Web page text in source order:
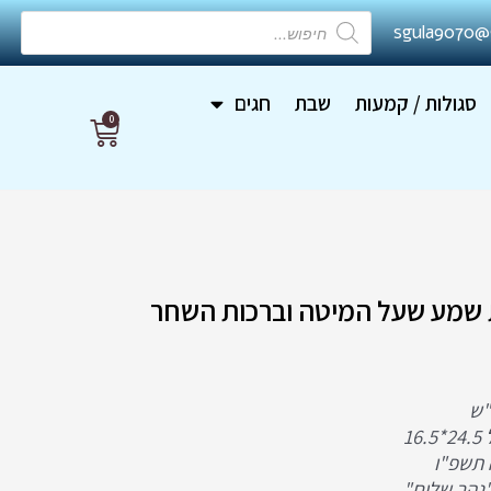
Products
search
סגולות / קמעות שבת
חגים
0 עגלת
שמע שעל המיטה וברכות השחר
תשפ"ו